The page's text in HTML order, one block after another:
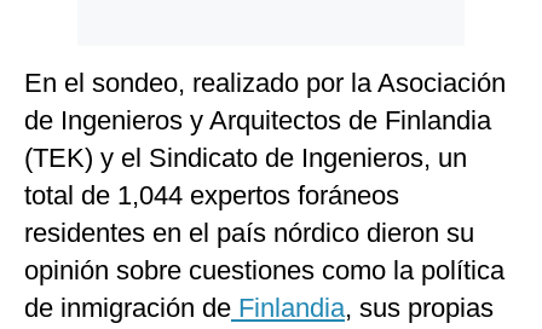
En el sondeo, realizado por la Asociación
de Ingenieros y Arquitectos de Finlandia
(TEK) y el Sindicato de Ingenieros, un
total de 1,044 expertos foráneos
residentes en el país nórdico dieron su
opinión sobre cuestiones como la política
de inmigración de Finlandia, sus propias